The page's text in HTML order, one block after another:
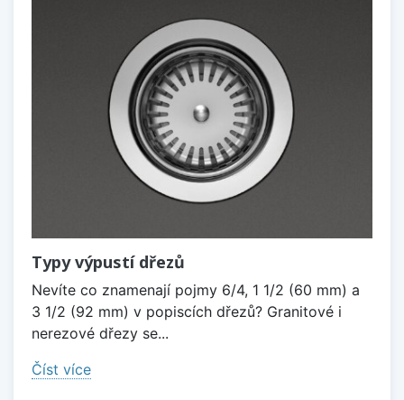
Typy výpustí dřezů
Nevíte co znamenají pojmy 6/4, 1 1/2 (60 mm) a
3 1/2 (92 mm) v popiscích dřezů? Granitové i
nerezové dřezy se...
Číst více